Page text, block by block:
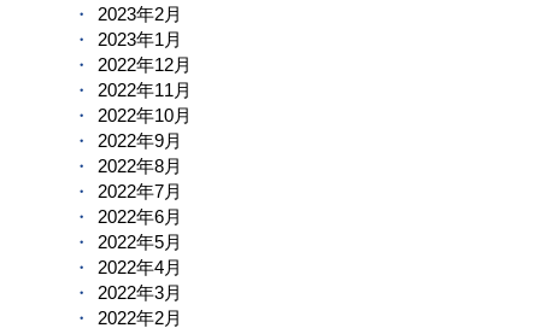
2023年2月
2023年1月
2022年12月
2022年11月
2022年10月
2022年9月
2022年8月
2022年7月
2022年6月
2022年5月
2022年4月
2022年3月
2022年2月